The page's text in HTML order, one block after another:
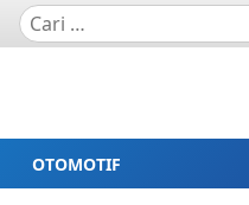
OTOMOTIF